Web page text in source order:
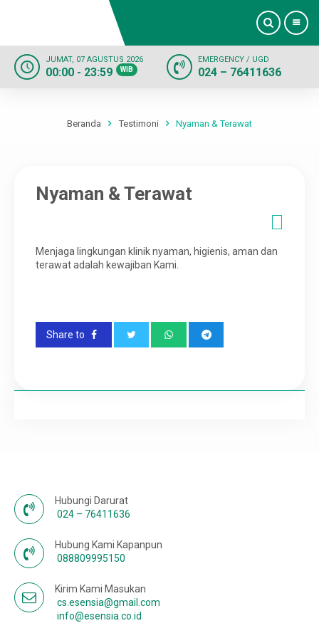
Layanan
Informasi
Karir
JUMAT, 07 AGUSTUS 2026
00:00 - 23:59 WIB
EMERGENCY / UGD
024 – 76411636
Beranda Testimoni Nyaman & Terawat
Nyaman & Terawat
Menjaga lingkungan klinik nyaman, higienis, aman dan
terawat adalah kewajiban Kami.
Share to
Hubungi Darurat
024 – 76411636
Hubung Kami Kapanpun
088809995150
Kirim Kami Masukan
cs.esensia@gmail.com
info@esensia.co.id